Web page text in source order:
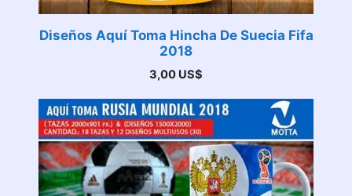
Diseños Aquí Toma Hincha De Suecia Fifa
2018
3,00 US$